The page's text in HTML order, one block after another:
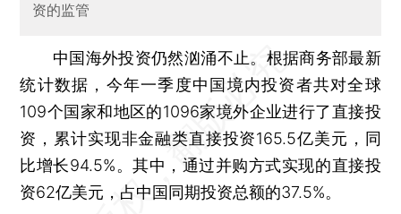
资的监管
中国海外投资仍然汹涌不止。根据商务部最新
统计数据，今年一季度中国境内投资者共对全球
109个国家和地区的1096家境外企业进行了直接投
资，累计实现非金融类直接投资165.5亿美元，同
比增长94.5%。其中，通过并购方式实现的直接投
资62亿美元，占中国同期投资总额的37.5%。